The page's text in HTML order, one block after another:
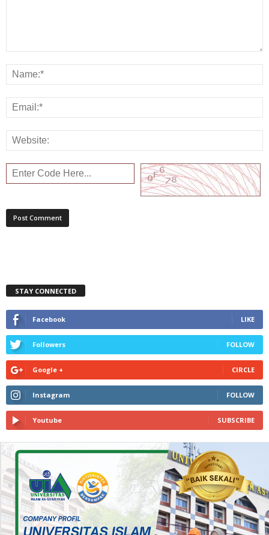
STAY CONNECTED
Facebook LIKE
Followers FOLLOW
Google + CIRCLE
Instagram FOLLOW
Youtube SUBSCRIBE